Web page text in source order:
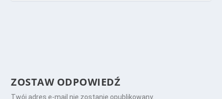
ZOSTAW ODPOWIEDŹ
Twój adres e-mail nie zostanie opublikowany.